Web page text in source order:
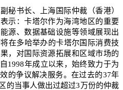
秘书长、上海国际仲裁（香港）
示：卡塔尔作为海湾地区的重要
源、数据基础设施等领域展现出
在多哈举办的卡塔尔国际消费技
，对国际资源拓展和区域市场的
1998年成立以来，始终致力于为
的争议解决服务。在过去的37年
的当事人做出过超过3万份的仲裁